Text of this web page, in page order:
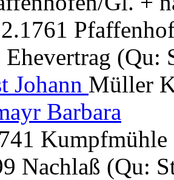
(Qu:
Johann Müller
Barbara
Nachlaß (Qu: